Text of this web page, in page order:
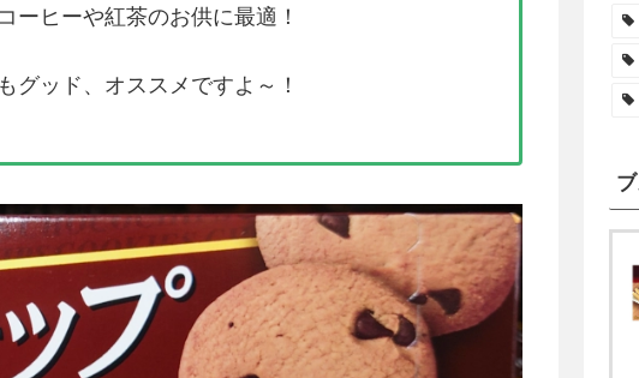
ーヒーや紅茶のお供に最適！
グッド、オススメですよ～！